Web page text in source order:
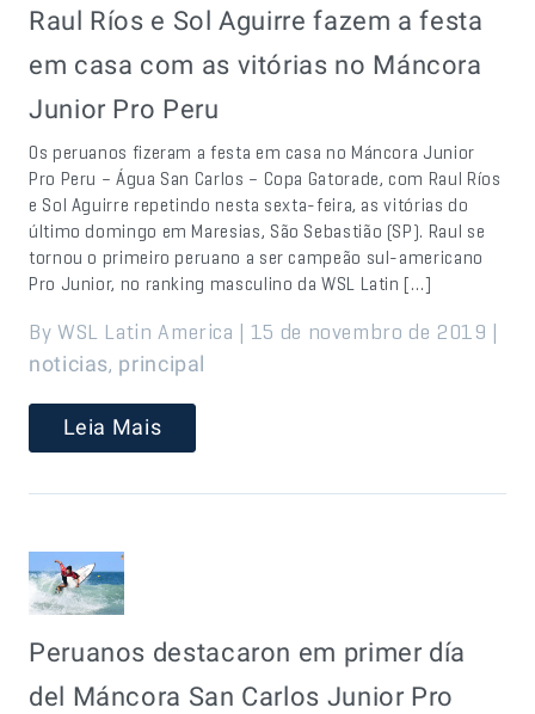
Raul Ríos e Sol Aguirre fazem a festa
em casa com as vitórias no Máncora
Junior Pro Peru
Os peruanos fizeram a festa em casa no Máncora Junior
Pro Peru – Água San Carlos – Copa Gatorade, com Raul Ríos
e Sol Aguirre repetindo nesta sexta-feira, as vitórias do
último domingo em Maresias, São Sebastião (SP). Raul se
tornou o primeiro peruano a ser campeão sul-americano
Pro Junior, no ranking masculino da WSL Latin […]
By WSL Latin America | 15 de novembro de 2019 |
noticias, principal
Leia Mais
Peruanos destacaron em primer día
del Máncora San Carlos Junior Pro